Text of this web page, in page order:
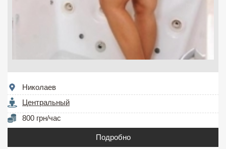
Николаев
Центральный
800 грн/час
Подробно